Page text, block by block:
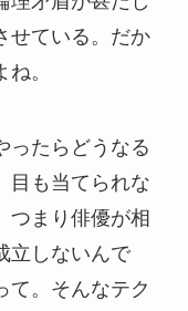
せている。だか
。
ったらどうなる
目も当てられな
つまり俳優が相
立しないんで
て。そんなテク